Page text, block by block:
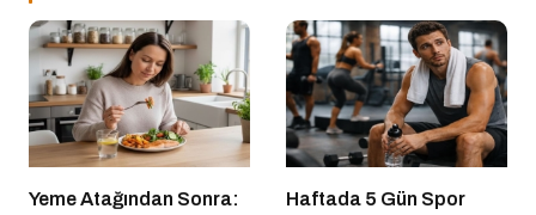
Yeme Atağından Sonra:
Haftada 5 Gün Spor